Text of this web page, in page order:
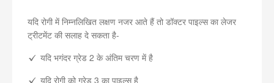
यदि रोगी में निम्नलिखित लक्षण नजर आते हैं तो डॉक्टर पाइल्स का लेजर
ट्रीटमेंट की सलाह दे सकता है-
यदि भगंदर ग्रेड 2 के अंतिम चरण में है
यदि रोगी को ग्रेड 3 का पाइल्स है